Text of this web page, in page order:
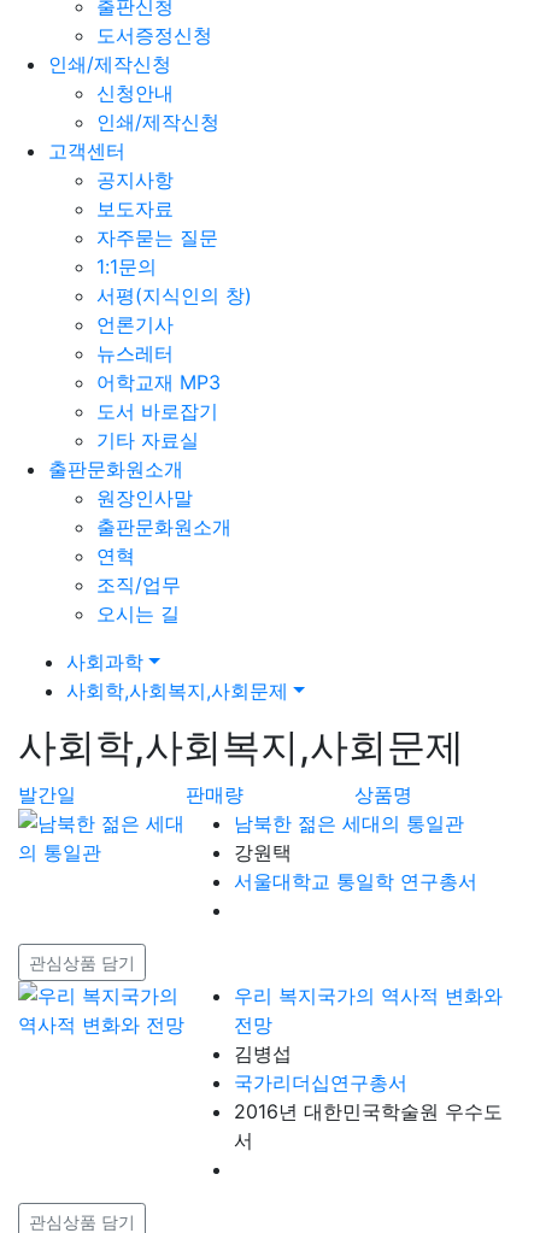
출판신청
도서증정신청
인쇄/제작신청
신청안내
인쇄/제작신청
고객센터
공지사항
보도자료
자주묻는 질문
1:1문의
서평(지식인의 창)
언론기사
뉴스레터
어학교재 MP3
도서 바로잡기
기타 자료실
출판문화원소개
원장인사말
출판문화원소개
연혁
조직/업무
오시는 길
사회과학
사회학,사회복지,사회문제
사회학,사회복지,사회문제
발간일 판매량
상품명
남북한 젊은 세대의 통일관
강원택
서울대학교 통일학 연구총서
관심상품 담기
우리 복지국가의 역사적 변화와
전망
김병섭
국가리더십연구총서
2016년 대한민국학술원 우수도
서
관심상품 담기